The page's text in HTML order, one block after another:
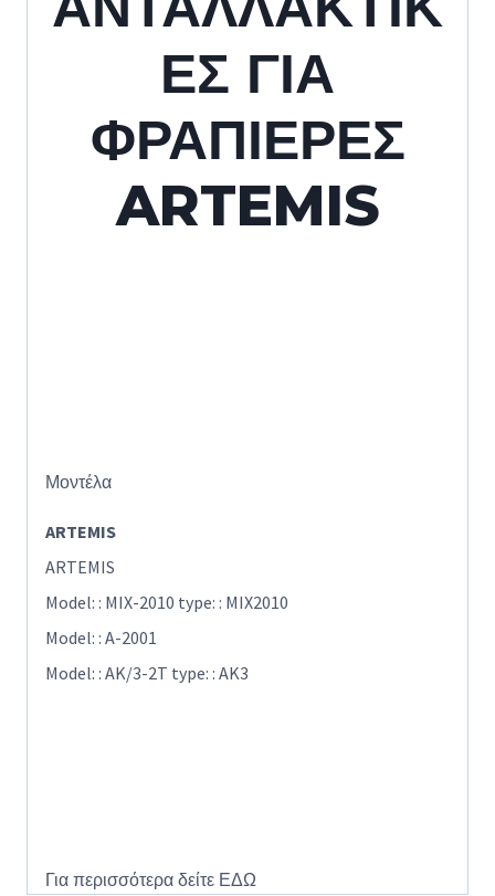
ΕΣ ΓΙΑ
ΦΡΑΠΙΕΡΕΣ
ARTEMIS
Μοντέλα
ARTEMIS
ARTEMIS
Model: : MIX-2010 type: : MIX2010
Model: : A-2001
Model: : AK/3-2T type: : AK3
Για περισσότερα δείτε ΕΔΩ